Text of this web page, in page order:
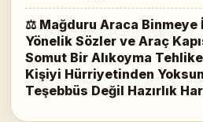
⚖ Mağduru Araca Binmeye
Yönelik Sözler ve Araç
Somut Bir Alıkoyma
Kişiyi Hürriyetinden
Teşebbüs Değil Hazırlık